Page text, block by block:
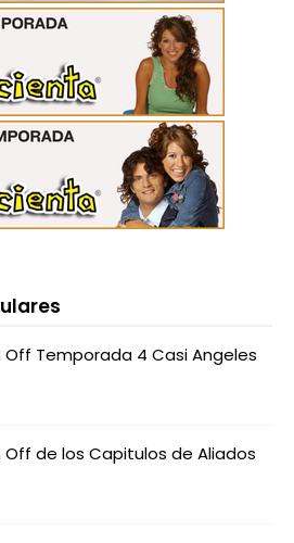
Off Temporada 4 Casi Angeles
Off de los Capitulos de Aliados